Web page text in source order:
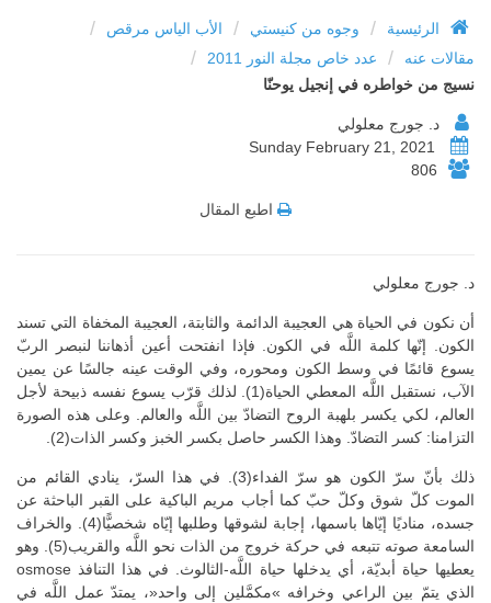
الرئيسية / وجوه من كنيستي / الأب الياس مرقص /
مقالات عنه / عدد خاص مجلة النور 2011 /
نسيج من خواطره في إنجيل يوحنّا
د‫. جورج معلولي
806
اطبع المقال
د‫. جورج معلولي
أن نكون في الحياة هي العجيبة الدائمة والثابتة، العجيبة المخفاة التي تسند
الكون. إنّها كلمة اللَّه في الكون. فإذا انفتحت أعين أذهاننا لنبصر الربّ
يسوع قائمًا في وسط الكون ومحوره، وفي الوقت عينه جالسًا عن يمين
الآب، نستقبل اللَّه المعطي الحياة(1). لذلك قرّب يسوع نفسه ذبيحة لأجل
العالم، لكي يكسر بلهبة الروح التضادّ بين اللَّه والعالم. وعلى هذه الصورة
التزامنا: كسر التضادّ. وهذا الكسر حاصل بكسر الخبز وكسر الذات(2).
ذلك بأنّ سرّ الكون هو سرّ الفداء(3). في هذا السرّ، ينادي القائم من
الموت كلّ شوق وكلّ حبّ كما أجاب مريم الباكية على القبر الباحثة عن
جسده، مناديًا إيّاها باسمها، إجابة لشوقها وطلبها إيّاه شخصيًّا(4). والخراف
السامعة صوته تتبعه في حركة خروج من الذات نحو اللَّه والقريب(5). وهو
يعطيها حياة أبديّة، أي يدخلها حياة اللَّه-الثالوث. في هذا التنافذ osmose
الذي يتمّ بين الراعي وخرافه »مكمَّلين إلى واحد«، يمتدّ عمل اللَّه في